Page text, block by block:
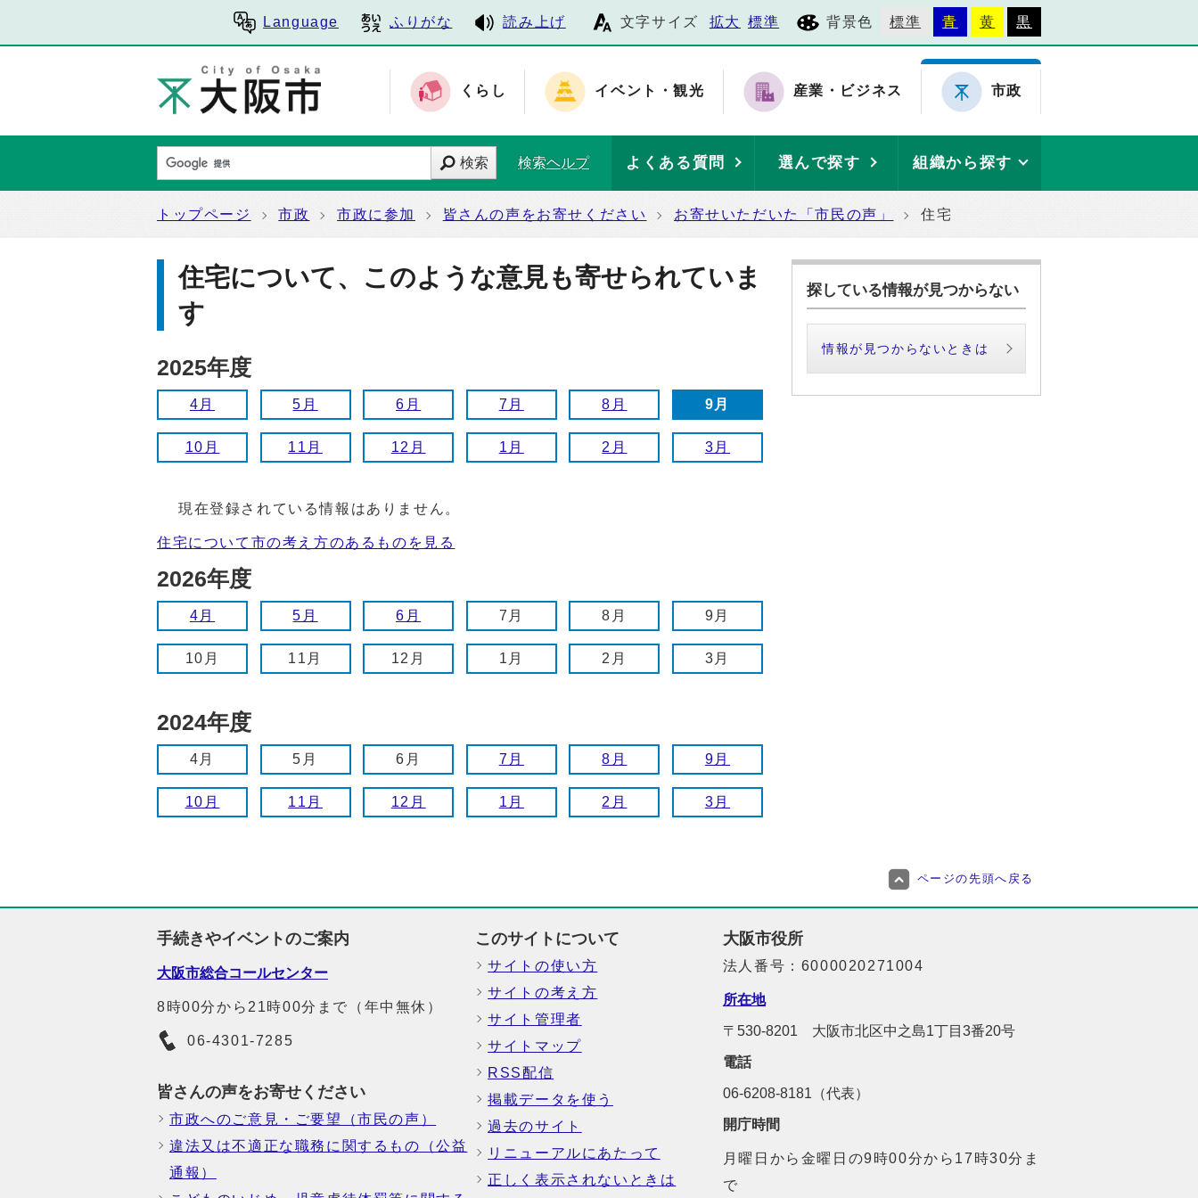
Language ふりがな 読み上げ 文字サイズ 拡大 標準 背景色 標準 青 黄 黒
くらし イベント・観光 産業・ビジネス 市政
検索 検索ヘルプ よくある質問 選んで探す 組織から探す
トップページ 市政 市政に参加 皆さんの声をお寄せください お寄せいただいた「市民の声」 住宅
住宅について、このような意見も寄せられていま
す
2025年度
4月 5月 6月 7月 8月 9月
10月 11月 12月 1月 2月 3月
現在登録されている情報はありません。
住宅について市の考え方のあるものを見る
2026年度
4月 5月 6月 7月 8月 9月
10月 11月 12月 1月 2月 3月
2024年度
4月 5月 6月 7月 8月 9月
10月 11月 12月 1月 2月 3月
探している情報が見つからない
情報が見つからないときは
ページの先頭へ戻る
手続きやイベントのご案内
大阪市総合コールセンター
8時00分から21時00分まで（年中無休）
06-4301-7285
皆さんの声をお寄せください
市政へのご意見・ご要望（市民の声）
違法又は不適正な職務に関するもの（公益
通報）
このサイトについて
サイトの使い方
サイトの考え方
サイト管理者
サイトマップ
RSS配信
掲載データを使う
過去のサイト
リニューアルにあたって
正しく表示されないときは
大阪市役所
法人番号：6000020271004
所在地
〒530-8201 大阪市北区中之島1丁目3番20号
電話
06-6208-8181（代表）
開庁時間
月曜日から金曜日の9時00分から17時30分ま
で